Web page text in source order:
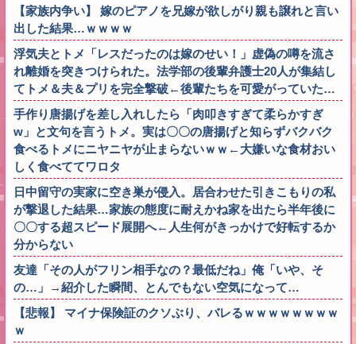
【家族内争い】 嫁のピアノを兄嫁が欲しがり親も譲れと言い
出した結果…ｗｗｗｗ
浮気夫とトメ「レスだったのは嫁のせい！」虚偽の噂を流さ
れ離婚を突きつけられた。法学部の後輩弁護士20人が集結し
てトメ＆夫＆プリを完全撃破←後輩たちを可愛がっていた…
手作り唐揚げを差し入れしたら「肉叩きすぎて柔らかすぎ
w」と文句を言うトメ。実は〇〇の唐揚げと知らずバクバク
食べるトメにニヤニヤが止まらないｗｗ←大嫌いな食材おい
しく食べててワロタ
日中留守の実家に空き巣が侵入。居合わせた引きこもりの私
が撃退した結果…家族の態度に耐えかね家を出たら半年後に
〇〇する超スピード展開へ←人生何がきっかけで好転するか
分からない
友達「その人がフリン相手なの？最低だね」俺「いや、そ
の…」→紹介した瞬間、とんでもない空気になって…
【悲報】 マイナ保険証のクソぶり、バレるｗｗｗｗｗｗｗｗ
ｗ